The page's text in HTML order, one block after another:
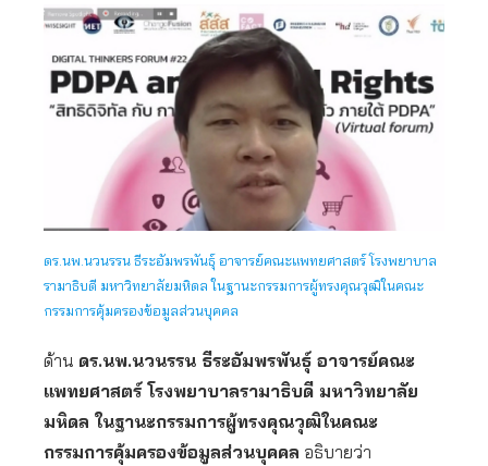
ดร.นพ.นวนรรน ธีระอัมพรพันธุ์ อาจารย์คณะแพทยศาสตร์ โรงพยาบาล
รามาธิบดี มหาวิทยาลัยมหิดล ในฐานะกรรมการผู้ทรงคุณวุฒิในคณะ
กรรมการคุ้มครองข้อมูลส่วนบุคคล
ด้าน ดร.นพ.นวนรรน ธีระอัมพรพันธุ์ อาจารย์คณะ
แพทยศาสตร์ โรงพยาบาลรามาธิบดี มหาวิทยาลัย
มหิดล ในฐานะกรรมการผู้ทรงคุณวุฒิในคณะ
กรรมการคุ้มครองข้อมูลส่วนบุคคล อธิบายว่า